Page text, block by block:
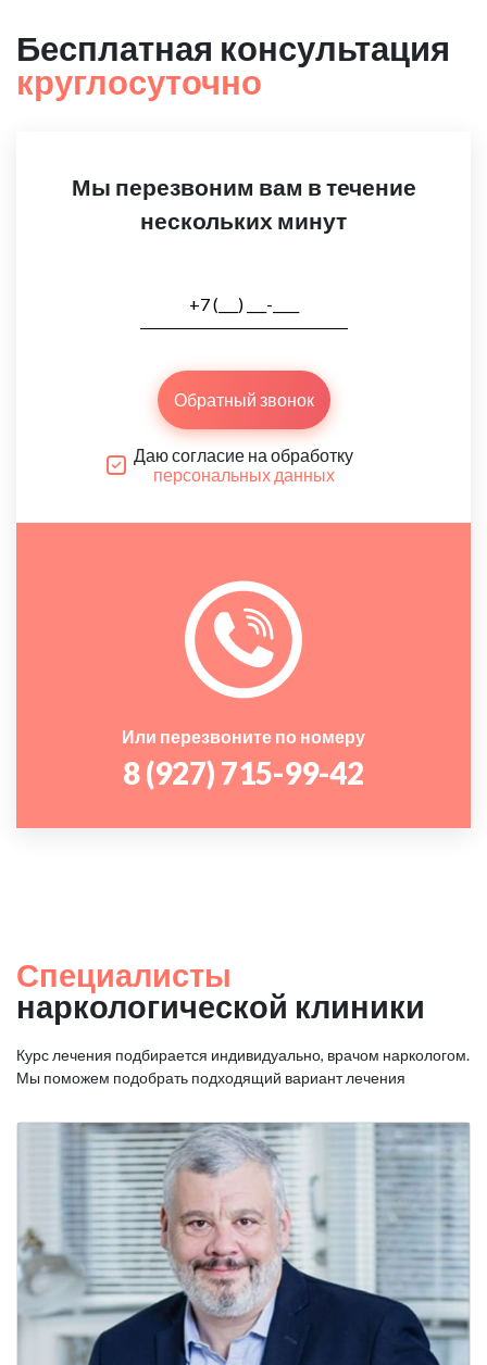
Бесплатная консультация
круглосуточно
Мы перезвоним вам в течение
нескольких минут
Обратный звонок
Даю согласие на обработку
персональных данных
Или перезвоните по номеру
8 (927) 715-99-42
Специалисты
наркологической клиники
Курс лечения подбирается индивидуально, врачом наркологом.
Мы поможем подобрать подходящий вариант лечения